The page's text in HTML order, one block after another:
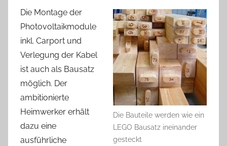
Die Bauteile werden wie ein
LEGO Bausatz ineinander
gesteckt
Die Montage der
Photovoltaikmodule
inkl. Carport und
Verlegung der Kabel
ist auch als Bausatz
möglich. Der
ambitionierte
Heimwerker erhält
dazu eine
ausführliche